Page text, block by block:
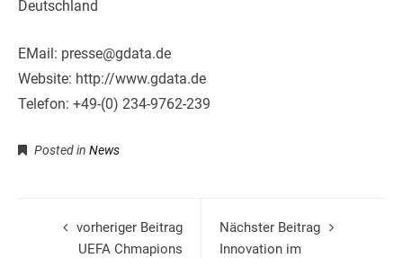
Deutschland
EMail: presse@gdata.de
Website: http://www.gdata.de
Telefon: +49-(0) 234-9762-239
Posted in News
vorheriger Beitrag
UEFA Chmapions
Nächster Beitrag
Innovation im